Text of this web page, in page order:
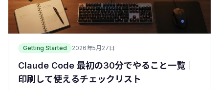
Getting Started 2026年5月27日
Claude Code 最初の30分でやること一覧｜
印刷して使えるチェックリスト